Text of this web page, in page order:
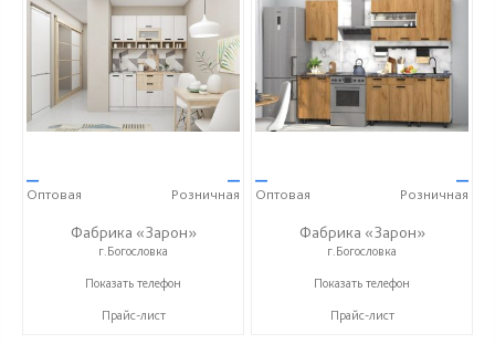
—
Оптовая
—
Розничная
Фабрика «Зарон»
г.Богословка
+7 (8412) 21-50-66
Показать телефон
Прайс-лист
—
Оптовая
—
Розничная
Фабрика «Зарон»
г.Богословка
+7 (8412) 21-50-66
Показать телефон
Прайс-лист